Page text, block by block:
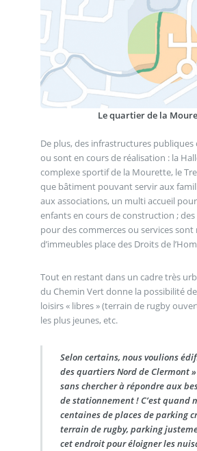
Le quartier de la
De plus, des infrastructures publiques
ou sont en cours de réalisation : la
complexe sportif de la Mourette, le
que bâtiment pouvant servir aux
aux associations, un multi accueil
enfants en cours de construction ;
pour des commerces ou services sont
d’immeubles place des Droits de
Tout en restant dans un cadre très
du Chemin Vert donne la possibilité
loisirs « libres » (terrain de rugby
les plus jeunes, etc.
Selon certains, nous voulions
des quartiers Nord de Clermont
sans chercher à répondre aux
de stationnement ! C’est quand
centaines de places de parking
terrain de rugby, parking
cet endroit pour éloigner les